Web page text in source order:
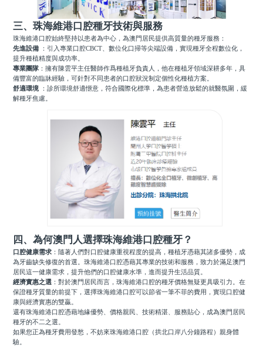
三、珠海維港口腔種牙技術與服務
珠海維港口腔始終堅持以患者為中心，為澳門居民提供高質量的種牙服務：
先進設備 ：引入專業口腔CBCT、數位化口掃等尖端設備，實現種牙全程數位化，
提升種植精度與成功率。
專業團隊 ：擁有陳雲平主任醫師作爲種植牙負責人，他在種植牙領域深耕多年，具
備豐富的臨牀經驗，可針對不同患者的口腔狀況制定個性化種植方案。
舒適環境 ：診所環境舒適愜意，符合國際化標準，為患者營造放鬆的就醫氛圍，緩
解種牙焦慮。
四、為何澳門人選擇珠海維港口腔種牙？
口腔健康需求 ：隨著人們對口腔健康重視程度的提高，種植牙憑藉其諸多優勢，成
為牙齒缺失修復的首選。珠海維港口腔憑藉其專業的技術和服務，致力於滿足澳門
居民這一健康需求，提升他們的口腔健康水準，進而提升生活品質。
經濟實惠之選 ：對於澳門居民而言，珠海維港口腔的種牙價格無疑更具吸引力。在
保證種牙質量的前提下，選擇珠海維港口腔可以節省一筆不菲的費用，實現口腔健
康與經濟實惠的雙贏。
還有珠海維港口腔憑藉地緣優勢、價格親民、技術精湛、服務貼心，成為澳門居民
種牙的不二之選。
如果您正為種牙費用發愁，不妨來珠海維港口腔（拱北口岸八分鐘路程）親身體
驗。